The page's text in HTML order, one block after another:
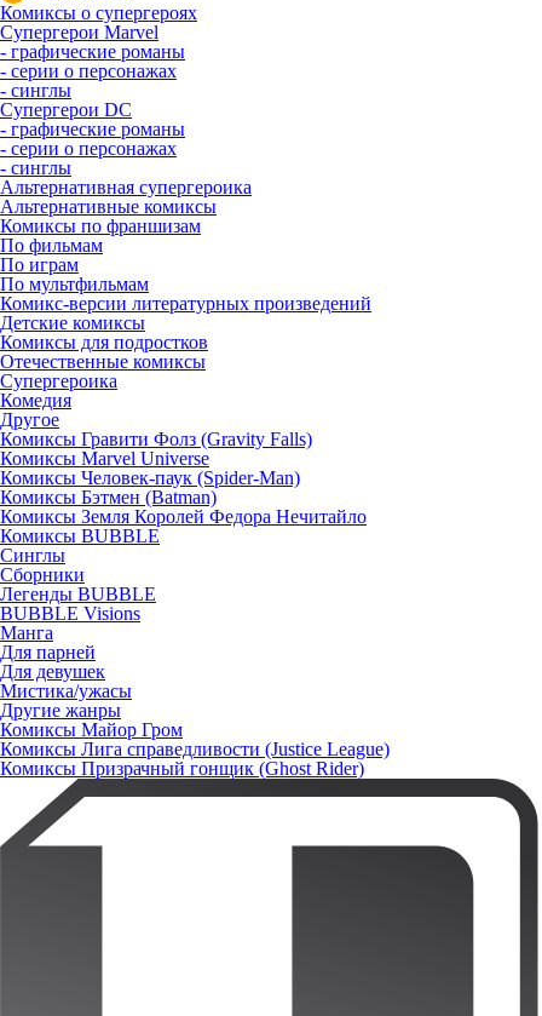
Комиксы о супергероях
Супергерои Marvel
- графические романы
- серии о персонажах
- синглы
Супергерои DC
- графические романы
- серии о персонажах
- синглы
Альтернативная супергероика
Альтернативные комиксы
Комиксы по франшизам
По фильмам
По играм
По мультфильмам
Комикс-версии литературных произведений
Детские комиксы
Комиксы для подростков
Отечественные комиксы
Супергероика
Комедия
Другое
Комиксы Гравити Фолз (Gravity Falls)
Комиксы Marvel Universe
Комиксы Человек-паук (Spider-Man)
Комиксы Бэтмен (Batman)
Комиксы Земля Королей Федора Нечитайло
Комиксы BUBBLE
Синглы
Сборники
Легенды BUBBLE
BUBBLE Visions
Манга
Для парней
Для девушек
Мистика/ужасы
Другие жанры
Комиксы Майор Гром
Комиксы Лига справедливости (Justice League)
Комиксы Призрачный гонщик (Ghost Rider)